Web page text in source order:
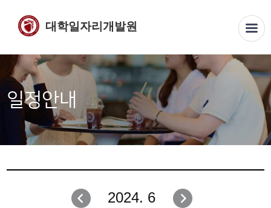
대학일자리개발원
일정안내
2024. 6